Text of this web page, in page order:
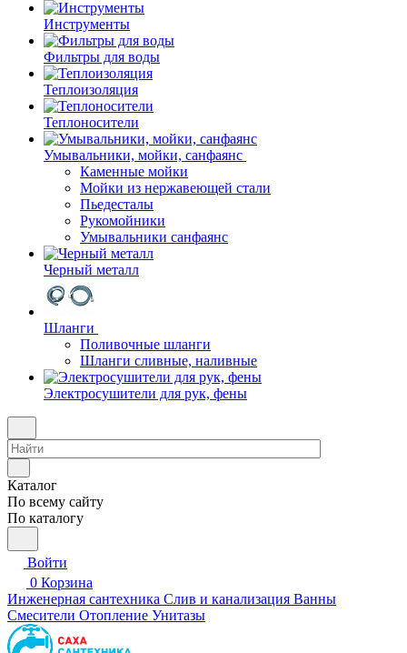
Инструменты
Фильтры для воды
Теплоизоляция
Теплоносители
Умывальники, мойки, санфаянс
Каменные мойки
Мойки из нержавеющей стали
Пьедесталы
Рукомойники
Умывальники санфаянс
Черный металл
Шланги
Поливочные шланги
Шланги сливные, наливные
Электросушители для рук, фены
Каталог
По всему сайту
По каталогу
Войти
0 Корзина
Инженерная сантехника Слив и канализация Ванны
Смесители Отопление Унитазы